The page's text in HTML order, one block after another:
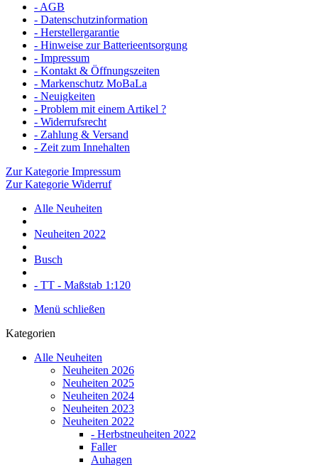
- AGB
- Datenschutzinformation
- Herstellergarantie
- Hinweise zur Batterieentsorgung
- Impressum
- Kontakt & Öffnungszeiten
- Markenschutz MoBaLa
- Neuigkeiten
- Problem mit einem Artikel ?
- Widerrufsrecht
- Zahlung & Versand
- Zeit zum Innehalten
Zur Kategorie Impressum
Zur Kategorie Widerruf
Alle Neuheiten
Neuheiten 2022
Busch
- TT - Maßstab 1:120
Menü schließen
Kategorien
Alle Neuheiten
Neuheiten 2026
Neuheiten 2025
Neuheiten 2024
Neuheiten 2023
Neuheiten 2022
- Herbstneuheiten 2022
Faller
Auhagen